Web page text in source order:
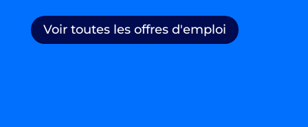
Voir toutes les offres d'emploi